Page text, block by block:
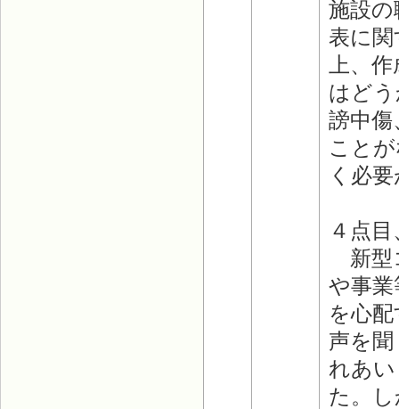
施設
表に
上、
はど
謗中
こと
く必
４点
新型
や事
を心
声を
れあ
た。